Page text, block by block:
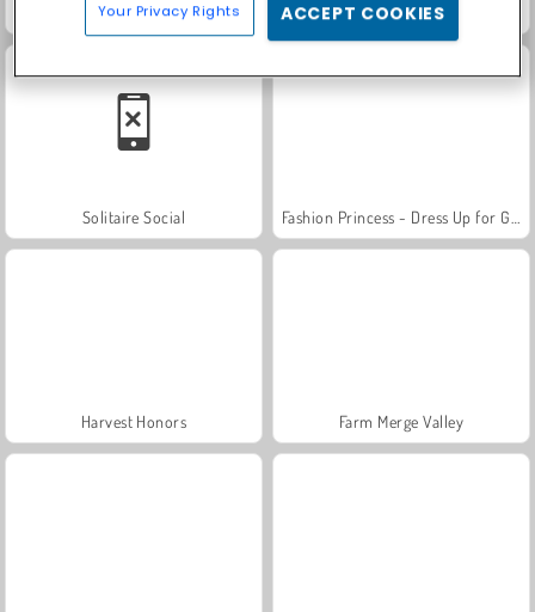
Masha and the Bear: Meadows Scala 40
Solitaire Social
Harvest Honors Farm Merge Valley
Your Privacy Rights ACCEPT COOKIES